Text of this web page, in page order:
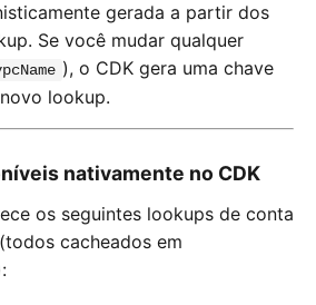
gerada a partir dos
Se você mudar qualquer
), o CDK gera uma chave
lookup.
nativamente no CDK
os seguintes lookups de conta
cacheados em